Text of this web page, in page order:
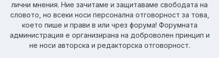
лични мнения. Ние зачитаме и защитаваме свободата на
словото, но всеки носи персонална отговорност за това,
което пише и прави в или чрез форума! Форумната
администрация е организирана на доброволен принцип и
не носи авторска и редакторска отговорност.